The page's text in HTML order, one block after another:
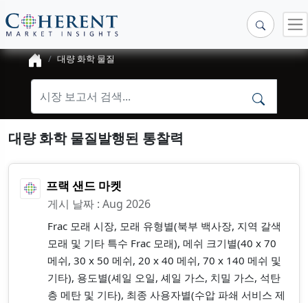
대량 화학 물질
대량 화학 물질발행된 통찰력
프랙 샌드 마켓
게시 날짜 : Aug 2026
Frac 모래 시장, 모래 유형별(북부 백사장, 지역 갈색
모래 및 기타 특수 Frac 모래), 메쉬 크기별(40 x 70
메쉬, 30 x 50 메쉬, 20 x 40 메쉬, 70 x 140 메쉬 및
기타), 용도별(셰일 오일, 셰일 가스, 치밀 가스, 석탄
층 메탄 및 기타), 최종 사용자별(수압 파쇄 서비스 제